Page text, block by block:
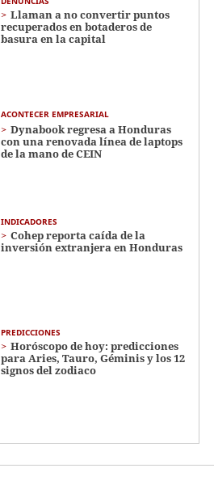
Llaman a no convertir puntos
recuperados en botaderos de
basura en la capital
ACONTECER EMPRESARIAL
Dynabook regresa a Honduras
con una renovada línea de laptops
de la mano de CEIN
INDICADORES
Cohep reporta caída de la
inversión extranjera en Honduras
PREDICCIONES
Horóscopo de hoy: predicciones
para Aries, Tauro, Géminis y los 12
signos del zodiaco